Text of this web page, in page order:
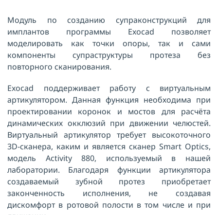
Модуль по созданию супраконструкций для
имплантов программы Exocad позволяет
моделировать как точки опоры, так и сами
компоненты супраструктуры протеза без
повторного сканирования.
Exocad поддерживает работу с виртуальным
артикулятором. Данная функция необходима при
проектировании коронок и мостов для расчёта
динамических окклюзий при движении челюстей.
Виртуальный артикулятор требует высокоточного
3D-сканера, каким и является сканер Smart Optics,
модель Activity 880, используемый в нашей
лаборатории. Благодаря функции артикулятора
создаваемый зубной протез приобретает
законченность исполнения, не создавая
дискомфорт в ротовой полости в том числе и при